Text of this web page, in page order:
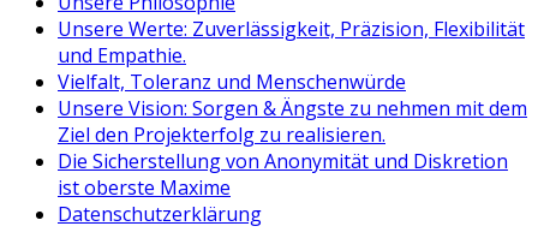
Unsere Werte: Zuverlässigkeit, Präzision, Flexibilität
und Empathie.
Vielfalt, Toleranz und Menschenwürde
Unsere Vision: Sorgen & Ängste zu nehmen mit dem
Ziel den Projekterfolg zu realisieren.
Die Sicherstellung von Anonymität und Diskretion
ist oberste Maxime
Datenschutzerklärung